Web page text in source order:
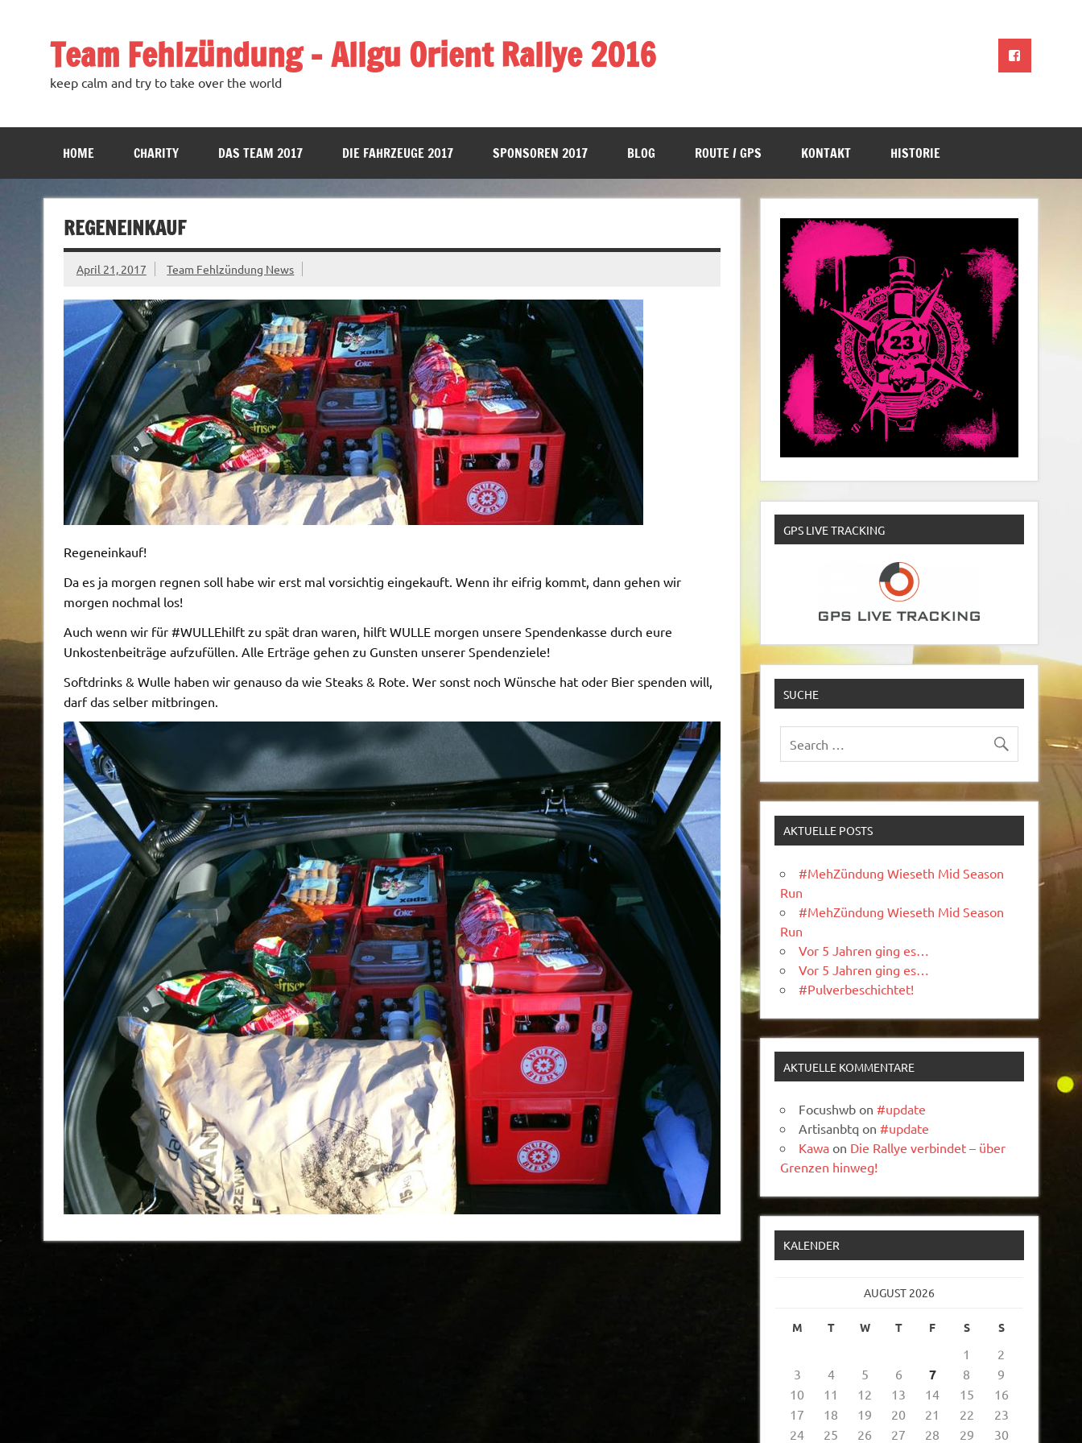
Team Fehlzündung – Allgu Orient Rallye 2016
keep calm and try to take over the world
HOME CHARITY DAS TEAM 2017 DIE FAHRZEUGE 2017 SPONSOREN 2017 BLOG ROUTE / GPS KONTAKT HISTORIE
REGENEINKAUF
April 21, 2017 Team Fehlzündung News
Regeneinkauf!
Da es ja morgen regnen soll habe wir erst mal vorsichtig eingekauft. Wenn ihr eifrig kommt, dann gehen wir
morgen nochmal los!
Auch wenn wir für #WULLEhilft zu spät dran waren, hilft WULLE morgen unsere Spendenkasse durch eure
Unkostenbeiträge aufzufüllen. Alle Erträge gehen zu Gunsten unserer Spendenziele!
Softdrinks & Wulle haben wir genauso da wie Steaks & Rote. Wer sonst noch Wünsche hat oder Bier spenden will,
darf das selber mitbringen.
GPS LIVE TRACKING
SUCHE
AKTUELLE POSTS
#MehZündung Wieseth Mid Season
Run
#MehZündung Wieseth Mid Season
Run
Vor 5 Jahren ging es…
Vor 5 Jahren ging es…
#Pulverbeschichtet!
AKTUELLE KOMMENTARE
Focushwb on#update
Artisanbtq on#update
Kawa on Die Rallye verbindet – über
Grenzen hinweg!
KALENDER
AUGUST 2026
M T W T F S S
1
2
3
4 5 6 7 8
9
10
11 12 13 14 15
16
17
18 19 20 21 22
23
24
25 26 27 28 29 30